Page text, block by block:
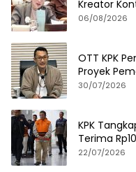
Kreator
06/08/2026
OTT KPK
Proyek
30/07/2026
KPK
Terima
hingga
22/07/2026